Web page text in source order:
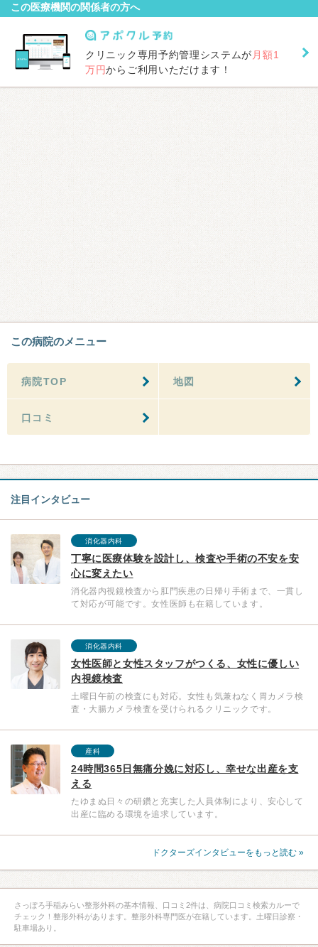
この医療機関の関係者の方へ
クリニック専用予約管理システムが 月額1
万円からご利用いただけます！
この病院のメニュー
病院TOP 地図
口コミ
注目インタビュー
消化器内科
丁寧に医療体験を設計し、検査や手術の不安を安
心に変えたい
消化器内視鏡検査から肛門疾患の日帰り手術まで、一貫し
て対応が可能です。女性医師も在籍しています。
消化器内科
女性医師と女性スタッフがつくる、女性に優しい
内視鏡検査
土曜日午前の検査にも対応。女性も気兼ねなく胃カメラ検
査・大腸カメラ検査を受けられるクリニックです。
産科
24時間365⽇無痛分娩に対応し、幸せな出産を支
える
たゆまぬ日々の研鑽と充実した人員体制により、安心して
出産に臨める環境を追求しています。
ドクターズインタビューをもっと読む »
さっぽろ手稲みらい整形外科の基本情報、口コミ2件は、病院口コミ検索カルーで
チェック！整形外科があります。整形外科専門医が在籍しています。土曜日診察・
駐車場あり。